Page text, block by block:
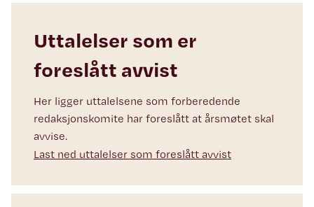
Uttalelser som er
foreslått avvist
Her ligger uttalelsene som forberedende
redaksjonskomite har foreslått at årsmøtet skal
avvise.
Last ned uttalelser som foreslått avvist